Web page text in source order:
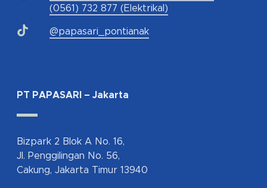
(0561) 732 877 (Elektrikal)
@papasari_pontianak
PT PAPASARI – Jakarta
Bizpark 2 Blok A No. 16,
Jl. Penggilingan No. 56,
Cakung, Jakarta Timur 13940